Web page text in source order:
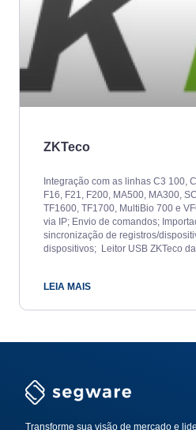
ZKTeco
Integração com as linhas C3 100,
F16, F21, F200, MA500, MA300,
TF1600, TF1700, MultiBio 700 e
via IP; Envio de comandos;
sincronização de registros/
dispositivos; ​ Leitor USB ZKTeco
LEIA MAIS
Transforme sua visão de mercado e